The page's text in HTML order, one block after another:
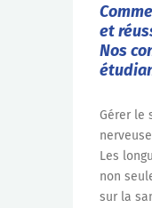
et
Nos
Gérer le
Les
non
sur la